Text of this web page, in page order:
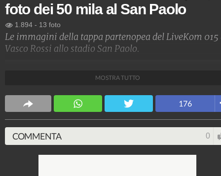
foto dei 50 mila al San Paolo
1.894 - 13 foto
Le immagini della tappa partenopea del LiveKom 015
Vasco Rossi allo stadio San Paolo.
1.433 video- 219 foto
MOSTRA TUTTO
176
COMMENTA 0